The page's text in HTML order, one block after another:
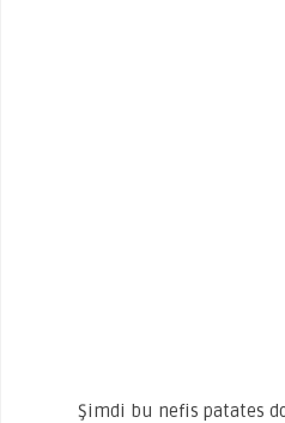
Şimdi bu nefis patates